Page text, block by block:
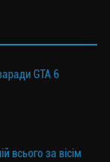
GTA 6
всього за вісім